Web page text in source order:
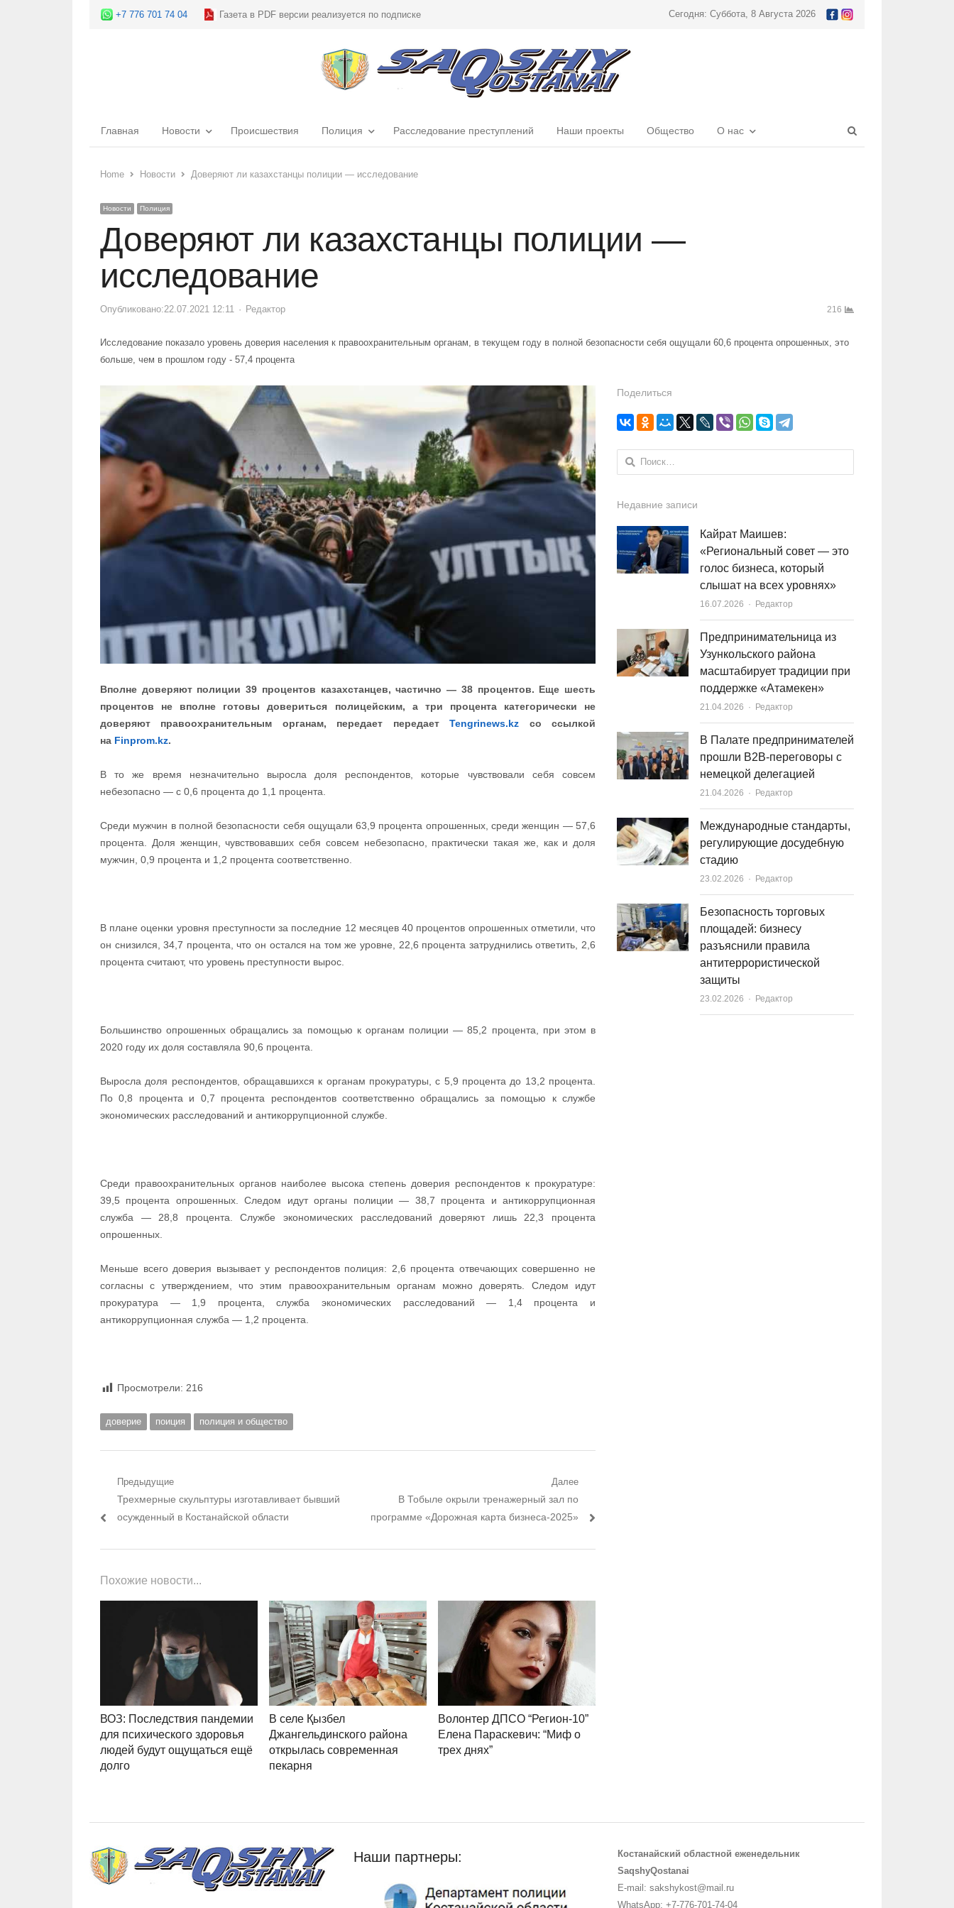
+7 776 701 74 04 Газета в PDF версии реализуется по подписке Сегодня: Суббота, 8 Августа 2026
Главная Новости Происшествия Полиция Расследование преступлений Наши проекты Общество О нас
Home
Новости Доверяют ли казахстанцы полиции — исследование
Новости Полиция
Доверяют ли казахстанцы полиции —
исследование
Опубликовано:22.07.2021 12:11 Author
Редактор 216
Исследование показало уровень доверия населения к правоохранительным органам, в текущем году в полной безопасности себя ощущали 60,6 процента опрошенных, это
больше, чем в прошлом году - 57,4 процента
Вполне доверяют полиции 39 процентов казахстанцев, частично — 38 процентов. Еще шесть
процентов не вполне готовы довериться полицейским, а три процента категорически не
доверяют правоохранительным органам, передает передаетTengrinews.kz со ссылкой
на Finprom.kz.
В то же время незначительно выросла доля респондентов, которые чувствовали себя совсем
небезопасно — с 0,6 процента до 1,1 процента.
Среди мужчин в полной безопасности себя ощущали 63,9 процента опрошенных, среди женщин — 57,6
процента. Доля женщин, чувствовавших себя совсем небезопасно, практически такая же, как и доля
мужчин, 0,9 процента и 1,2 процента соответственно.
В плане оценки уровня преступности за последние 12 месяцев 40 процентов опрошенных отметили, что
он снизился, 34,7 процента, что он остался на том же уровне, 22,6 процента затруднились ответить, 2,6
процента считают, что уровень преступности вырос.
Большинство опрошенных обращались за помощью к органам полиции — 85,2 процента, при этом в
2020 году их доля составляла 90,6 процента.
Выросла доля респондентов, обращавшихся к органам прокуратуры, с 5,9 процента до 13,2 процента.
По 0,8 процента и 0,7 процента респондентов соответственно обращались за помощью к службе
экономических расследований и антикоррупционной службе.
Среди правоохранительных органов наиболее высока степень доверия респондентов к прокуратуре:
39,5 процента опрошенных. Следом идут органы полиции — 38,7 процента и антикоррупционная
служба — 28,8 процента. Службе экономических расследований доверяют лишь 22,3 процента
опрошенных.
Меньше всего доверия вызывает у респондентов полиция: 2,6 процента отвечающих совершенно не
согласны с утверждением, что этим правоохранительным органам можно доверять. Следом идут
прокуратура — 1,9 процента, служба экономических расследований — 1,4 процента и
антикоррупционная служба — 1,2 процента.
Просмотрели: 216
доверие поиция полиция и общество
Навигация по записям
Предыдущие
Предыдущий пост:
Трехмерные скульптуры изготавливает бывший
осужденный в Костанайской области
Далее
Следующий пост:
В Тобыле окрыли тренажерный зал по
программе «Дорожная карта бизнеса-2025»
Похожие новости...
ВОЗ: Последствия пандемии
для психического здоровья
людей будут ощущаться ещё
долго
В селе Қызбел
Джангельдинского района
открылась современная
пекарня
Волонтер ДПСО “Регион-10”
Елена Параскевич: “Миф о
трех днях”
Поделиться
Найти:
Недавние записи
Кайрат Маишев:
«Региональный совет — это
голос бизнеса, который
слышат на всех уровнях»
16.07.2026 Author
Редактор
Предпринимательница из
Узункольского района
масштабирует традиции при
поддержке «Атамекен»
21.04.2026 Author
Редактор
В Палате предпринимателей
прошли B2B-переговоры с
немецкой делегацией
21.04.2026 Author
Редактор
Международные стандарты,
регулирующие досудебную
стадию
23.02.2026 Author
Редактор
Безопасность торговых
площадей: бизнесу
разъяснили правила
антитеррористической
защиты
23.02.2026 Author
Редактор
Наши партнеры:
Костанайский областной еженедельник
SaqshyQostanai
E-mail: sakshykost@mail.ru
WhatsApp: +7-776-701-74-04